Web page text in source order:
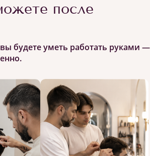
после
будете уметь работать руками —